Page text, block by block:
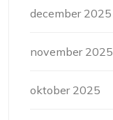
december 2025
november 2025
oktober 2025